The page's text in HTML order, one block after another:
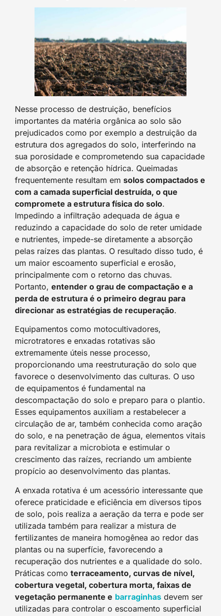
Nesse processo de destruição, benefícios
importantes da matéria orgânica ao solo são
prejudicados como por exemplo a destruição da
estrutura dos agregados do solo, interferindo na
sua porosidade e comprometendo sua capacidade
de absorção e retenção hídrica. Queimadas
frequentemente resultam em solos compactados e
com a camada superficial destruída, o que
compromete a estrutura física do solo.
Impedindo a infiltração adequada de água e
reduzindo a capacidade do solo de reter umidade
e nutrientes, impede-se diretamente a absorção
pelas raízes das plantas. O resultado disso tudo, é
um maior escoamento superficial e erosão,
principalmente com o retorno das chuvas.
Portanto, entender o grau de compactação e a
perda de estrutura é o primeiro degrau para
direcionar as estratégias de recuperação.
Equipamentos como motocultivadores,
microtratores e enxadas rotativas são
extremamente úteis nesse processo,
proporcionando uma reestruturação do solo que
favorece o desenvolvimento das culturas. O uso
de equipamentos é fundamental na
descompactação do solo e preparo para o plantio.
Esses equipamentos auxiliam a restabelecer a
circulação de ar, também conhecida como aração
do solo, e na penetração de água, elementos vitais
para revitalizar a microbiota e estimular o
crescimento das raízes, recriando um ambiente
propício ao desenvolvimento das plantas.
A enxada rotativa é um acessório interessante que
oferece praticidade e eficiência em diversos tipos
de solo, pois realiza a aeração da terra e pode ser
utilizada também para realizar a mistura de
fertilizantes de maneira homogênea ao redor das
plantas ou na superfície, favorecendo a
recuperação dos nutrientes e a qualidade do solo.
Práticas como terraceamento, curvas de nível,
cobertura vegetal, cobertura morta, faixas de
vegetação permanente e barraginhas devem ser
utilizadas para controlar o escoamento superficial